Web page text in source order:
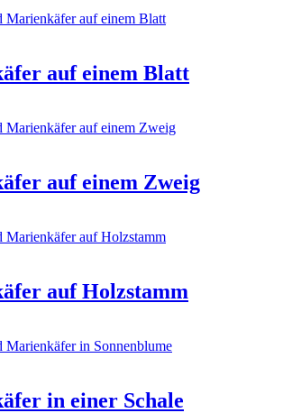
auf einem Blatt
auf einem Zweig
auf Holzstamm
in einer Schale